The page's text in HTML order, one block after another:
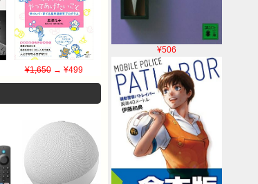
¥506
¥1,650→ ¥499